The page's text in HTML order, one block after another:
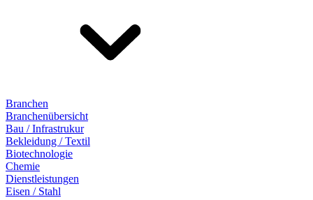
Branchen
Branchenübersicht
Bau / Infrastrukur
Bekleidung / Textil
Biotechnologie
Chemie
Dienstleistungen
Eisen / Stahl